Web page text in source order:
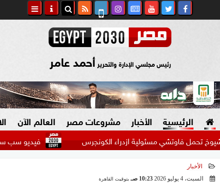
رئيس مجلسي الإدارة والتحرير أحمد عامر
الرئيسية الأخبار
السياسة
مشروعات مصر
صنع في مصر
العالم الآن
فيديو سب سيدة فاوتشي مسئولية ازدراء الكونجرس
الأخبار
السبت، 4 يوليو 2026
10:23 صـ بتوقيت القاهرة